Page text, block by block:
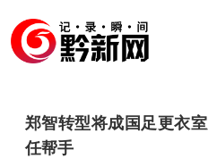
郑智转型将成国足更衣
任帮手